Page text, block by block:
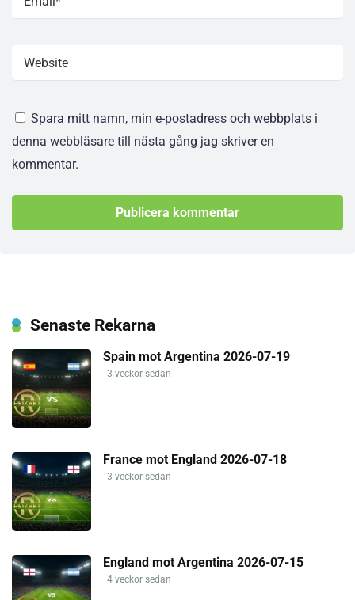
Spara mitt namn, min e-postadress och webbplats i
denna webbläsare till nästa gång jag skriver en
kommentar.
Senaste Rekarna
Spain mot Argentina 2026-07-19
3 veckor sedan
France mot England 2026-07-18
3 veckor sedan
England mot Argentina 2026-07-15
4 veckor sedan